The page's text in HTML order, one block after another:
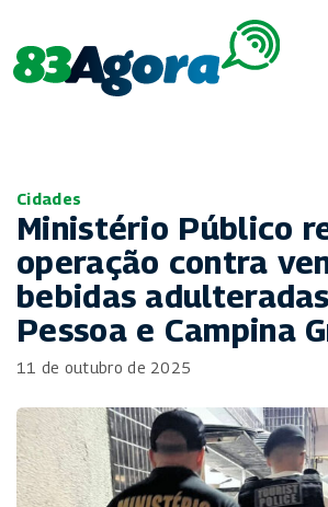
Cidades
Ministério Público
operação contra
bebidas
Pessoa e Campina
11 de outubro de 2025